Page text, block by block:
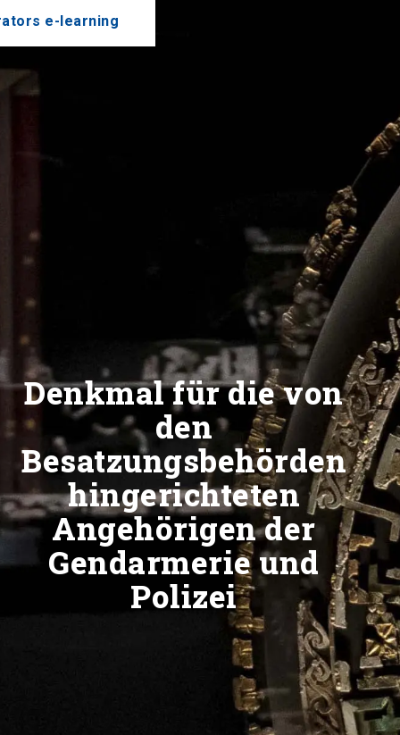
e-learning
Denkmal für die von
den
Besatzungsbehörden
hingerichteten
Angehörigen der
Gendarmerie und
Polizei